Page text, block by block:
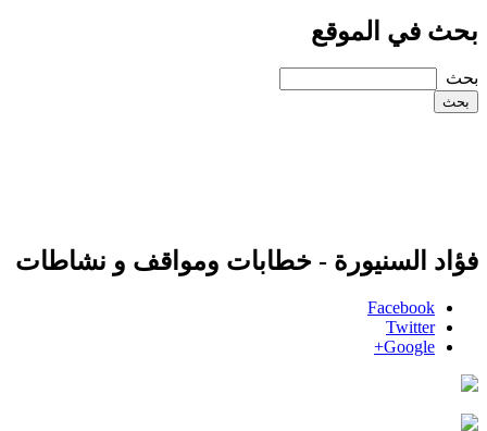
بحث في الموقع
‏بحث ‏
فؤاد السنيورة - خطابات ومواقف و نشاطات
Facebook
Twitter
Google+